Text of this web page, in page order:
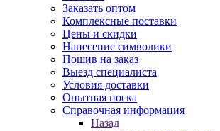
Заказать оптом
Комплексные поставки
Цены и скидки
Нанесение символики
Пошив на заказ
Выезд специалиста
Условия доставки
Опытная носка
Справочная информация
Назад